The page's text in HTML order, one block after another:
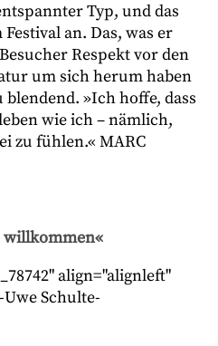
Typ, und das
an. Das, was er
Respekt vor den
um sich herum haben
»Ich hoffe, dass
wie ich – nämlich,
zu fühlen.« MARC
willkommen«
align="alignleft"
Schulte-